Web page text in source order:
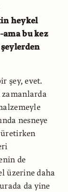
heykel
bu kez
şey, evet.
zamanlarda
nesneye
de
üzerine daha
da yine